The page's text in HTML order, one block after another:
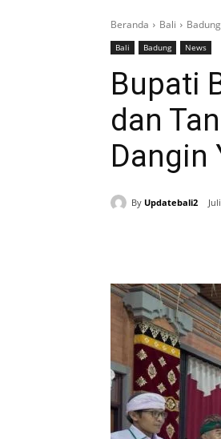
Beranda Bali Badung
Bali Badung News
Bupati
dan
Dangin
By Updatebali2